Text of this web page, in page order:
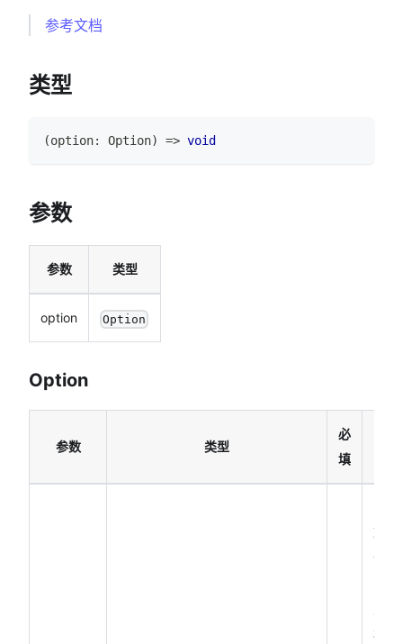
参考文档
类型
(option: Option) => void
参数
参数 类型
option Option
Option
参数 类型
必
填
取消
订阅
板 id